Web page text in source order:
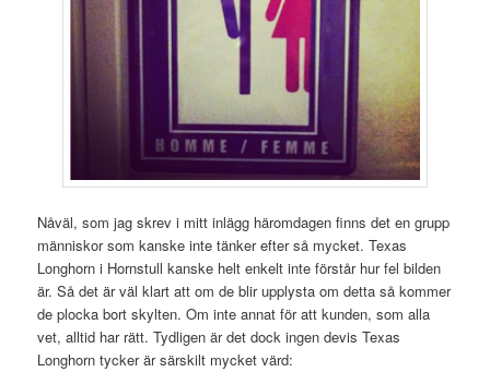
Nåväl, som jag skrev i mitt inlägg häromdagen finns det en grupp
människor som kanske inte tänker efter så mycket. Texas
Longhorn i Hornstull kanske helt enkelt inte förstår hur fel bilden
är. Så det är väl klart att om de blir upplysta om detta så kommer
de plocka bort skylten. Om inte annat för att kunden, som alla
vet, alltid har rätt. Tydligen är det dock ingen devis Texas
Longhorn tycker är särskilt mycket värd: